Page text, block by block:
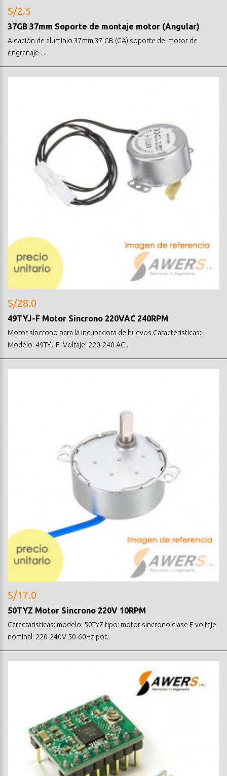
S/2.5
37GB 37mm Soporte de montaje motor (Angular)
Aleación de aluminio 37mm 37 GB (GA) soporte del motor de
engranaje . ..
S/28.0
49TYJ-F Motor Sincrono 220VAC 240RPM
Motor síncrono para la incubadora de huevos Caracteristicas: -
Modelo: 49TYJ-F -Voltaje: 220-240 AC ..
S/17.0
50TYZ Motor Sincrono 220V 10RPM
Caractaristicas: modelo: 50TYZ tipo: motor sincrono clase E voltaje
nominal: 220-240V 50-60Hz pot..